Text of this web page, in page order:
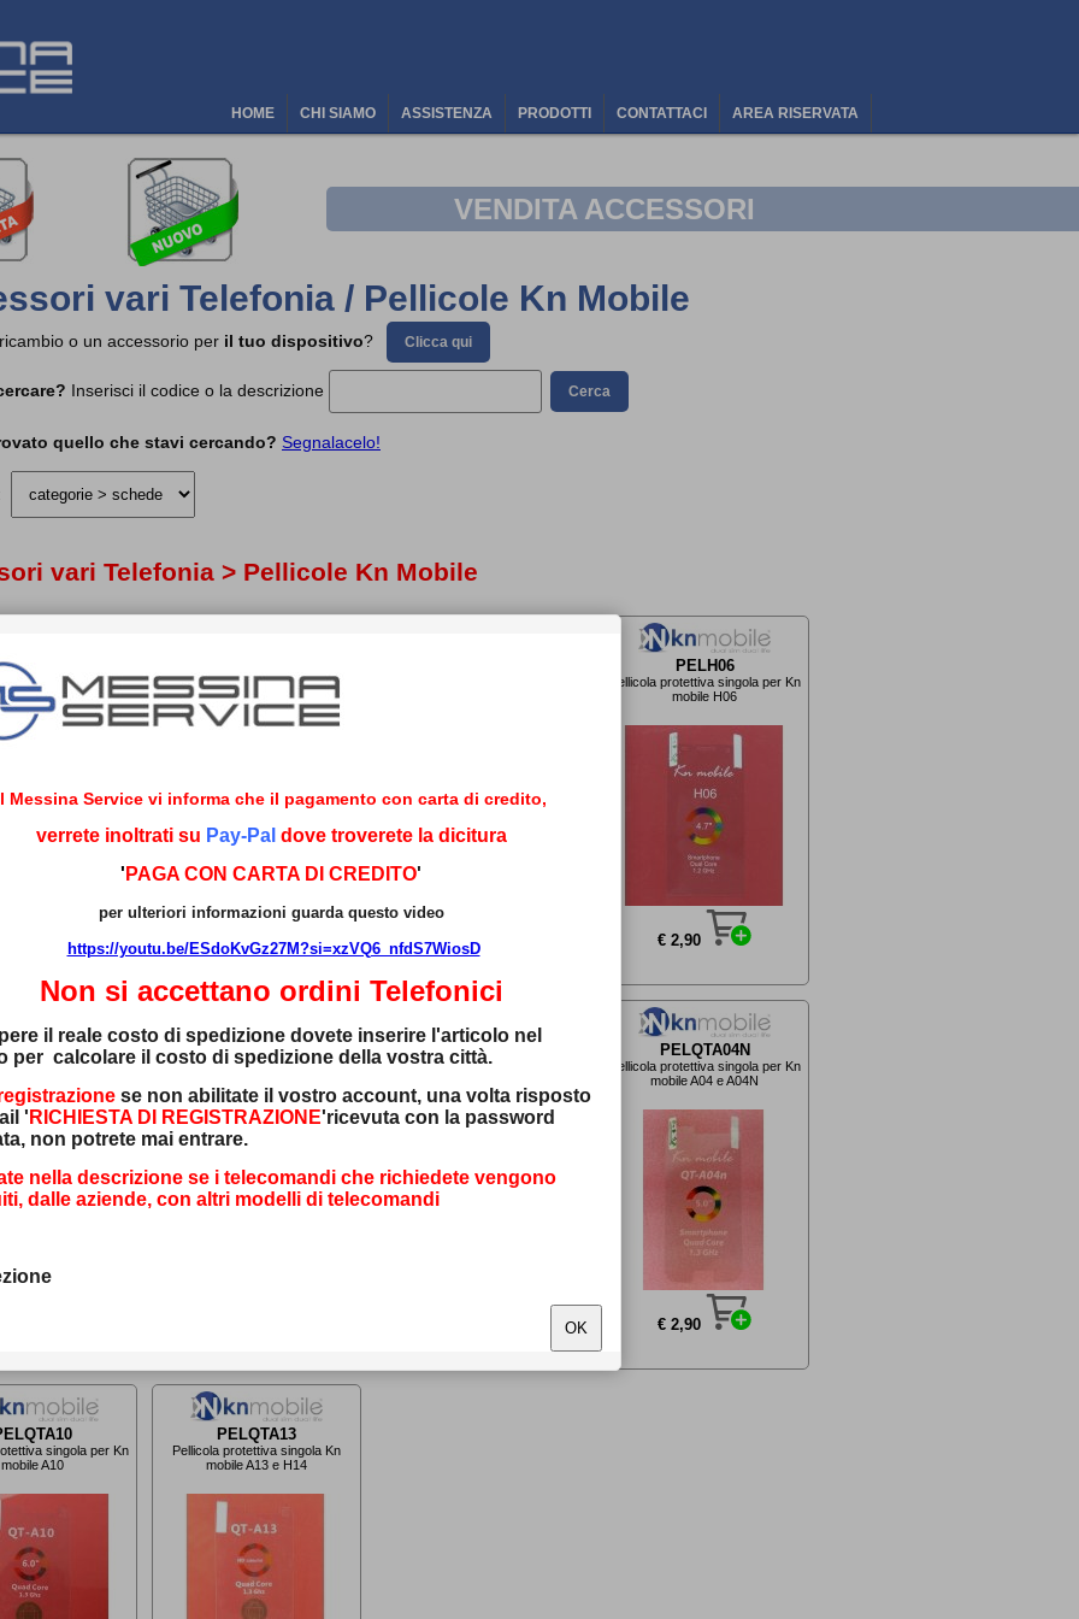
Messina Service vi informa che il pagamento con carta di credito,
verrete inoltrati su Pay-Pal dove troverete la dicitura
' PAGA CON CARTA DI CREDITO'
per ulteriori informazioni guarda questo video
https://youtu.be/ESdoKvGz27M?si=xzVQ6_nfdS7WiosD
Non si accettano ordini Telefonici
il reale costo di spedizione dovete inserire l'articolo nel
per calcolare il costo di spedizione della vostra città.
se non abilitate il vostro account, una volta risposto
' RICHIESTA DI REGISTRAZIONE'ricevuta con la password
non potrete mai entrare.
nella descrizione se i telecomandi che richiedete vengono
dalle aziende, con altri modelli di telecomandi
HOME CHI SIAMO ASSISTENZA PRODOTTI CONTATTACI AREA RISERVATA
VENDITA ACCESSORI
vari Telefonia / Pellicole Kn Mobile
o un accessorio per il tuo dispositivo? Clicca qui
Inserisci il codice o la descrizione Cerca
quello che stavi cercando? Segnalacelo!
vari Telefonia > Pellicole Kn Mobile
PELH02
singola per Kn
mobile H02
Pellicola protettiva singola per Kn
mobile H04 per Kn mobile H04
€ 2,90 € 2,90
PELH06
Pellicola protettiva singola per Kn
mobile H06
€ 2,90
singola per Kn
PELM5
Pellicola protettiva singola per Kn
PELQTA01
Pellicola protettiva singola per Kn
PELQTA04N
Pellicola protettiva singola per Kn
mobile A04 e A04N
€ 2,90
singola per Kn
mobile A10
PELQTA13
Pellicola protettiva singola Kn
mobile A13 e H14